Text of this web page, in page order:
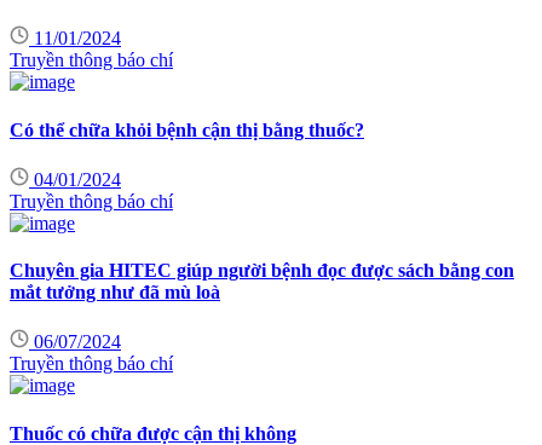
11/01/2024
Truyền thông báo chí
Có thể chữa khỏi bệnh cận thị bằng thuốc?
04/01/2024
Truyền thông báo chí
Chuyên gia HITEC giúp người bệnh đọc được sách bằng con
mắt tưởng như đã mù loà
06/07/2024
Truyền thông báo chí
Thuốc có chữa được cận thị không